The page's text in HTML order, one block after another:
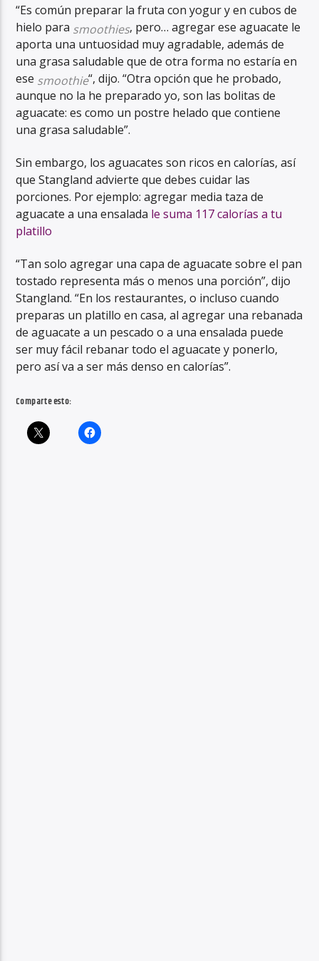
“Es común preparar la fruta con yogur y en cubos de
hielo para smoothies, pero… agregar ese aguacate le
aporta una untuosidad muy agradable, además de
una grasa saludable que de otra forma no estaría en
ese smoothie“, dijo. “Otra opción que he probado,
aunque no la he preparado yo, son las bolitas de
aguacate: es como un postre helado que contiene
una grasa saludable”.
Sin embargo, los aguacates son ricos en calorías, así
que Stangland advierte que debescuidar las
porciones. Por ejemplo: agregar media taza de
aguacate a una ensalada le suma 117 calorías a tu
platillo
“Tan solo agregar una capa de aguacate sobre el pan
tostado representa más o menos una porción”, dijo
Stangland. “En los restaurantes, o incluso cuando
preparas un platillo en casa, al agregar una rebanada
de aguacate a un pescado o a una ensalada puede
ser muy fácil rebanar todo el aguacate y ponerlo,
pero así va a ser más denso en calorías”.
Comparte esto: